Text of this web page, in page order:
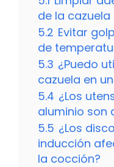
de la cazuela
5.2 Evitar
de
5.3 ¿Puedo
cazuela en
5.4 ¿Los
aluminio son
5.5 ¿Los
inducción
la cocción?